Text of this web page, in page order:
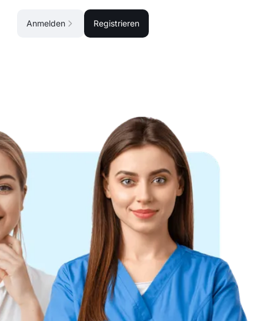
Anmelden Registrieren